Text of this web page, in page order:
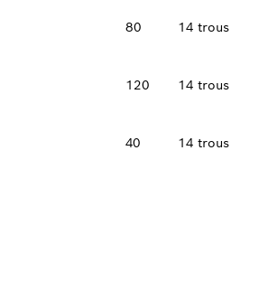
80 14 trous
120 14 trous
40 14 trous